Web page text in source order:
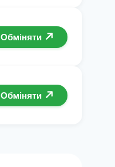
Обміняти
Обміняти